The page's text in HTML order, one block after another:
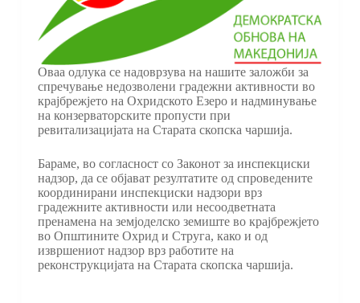
Оваа одлука се надоврзува на нашите заложби за
спречување недозволени градежни активности во
крајбрежјето на Охридското Езеро и надминување
на конзерваторските пропусти при
ревитализацијата на Старата скопска чаршија.
Бараме, во согласност со Законот за инспекциски
надзор, да се објават резултатите од спроведените
координирани инспекциски надзори врз
градежните активности или несоодветната
пренамена на земјоделско земиште во крајбрежјето
во Општините Охрид и Струга, како и од
извршениот надзор врз работите на
реконструкцијата на Старата скопска чаршија.